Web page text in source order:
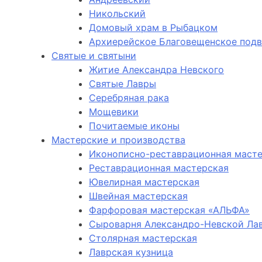
Никольский
Домовый храм в Рыбацком
Архиерейское Благовещенское
Святые и святыни
Житие Александра Невского
Святые Лавры
Серебряная рака
Мощевики
Почитаемые иконы
Мастерские и производства
Иконописно-реставрационная
Реставрационная мастерская
Ювелирная мастерская
Швейная мастерская
Фарфоровая мастерская «АЛЬФА»
Сыроварня Александро-Невской
Столярная мастерская
Лаврская кузница